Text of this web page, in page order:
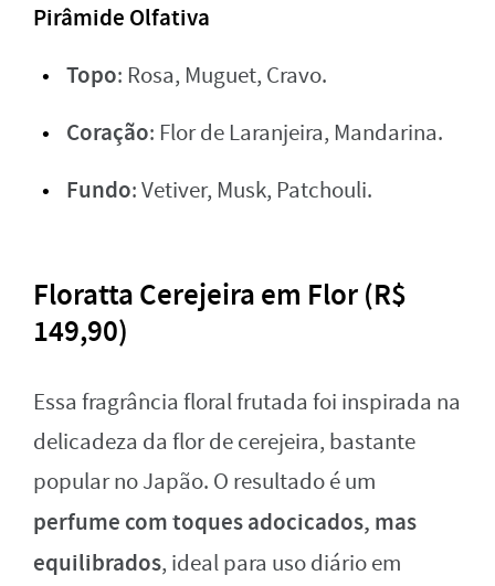
Pirâmide Olfativa
Topo: Rosa, Muguet, Cravo.
Coração: Flor de Laranjeira, Mandarina.
Fundo: Vetiver, Musk, Patchouli.
Floratta Cerejeira em Flor (R$
149,90)
Essa fragrância floral frutada foi inspirada na
delicadeza da flor de cerejeira, bastante
popular no Japão. O resultado é um
perfume com toques adocicados, mas
equilibrados, ideal para uso diário em